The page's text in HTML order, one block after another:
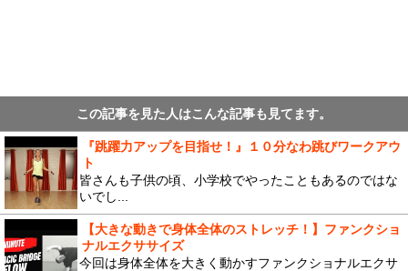
この記事を見た人はこんな記事も見てます。
『跳躍力アップを目指せ！』１０分なわ跳びワークアウ
ト
皆さんも子供の頃、小学校でやったこともあるのではな
いでし...
【大きな動きで身体全体のストレッチ！】ファンクショ
ナルエクササイズ
今回は身体全体を大きく動かすファンクショナルエクサ